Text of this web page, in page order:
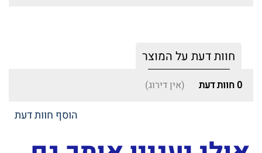
חוות דעת על המוצר
0 חוות דעת (אין דירוג)
הוסף חוות דעת